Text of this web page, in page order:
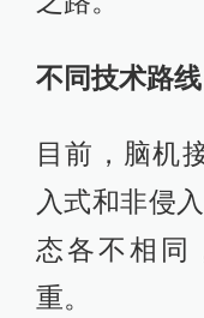
不同技术路
目前，脑机
入式和非侵
态各不相同
重。